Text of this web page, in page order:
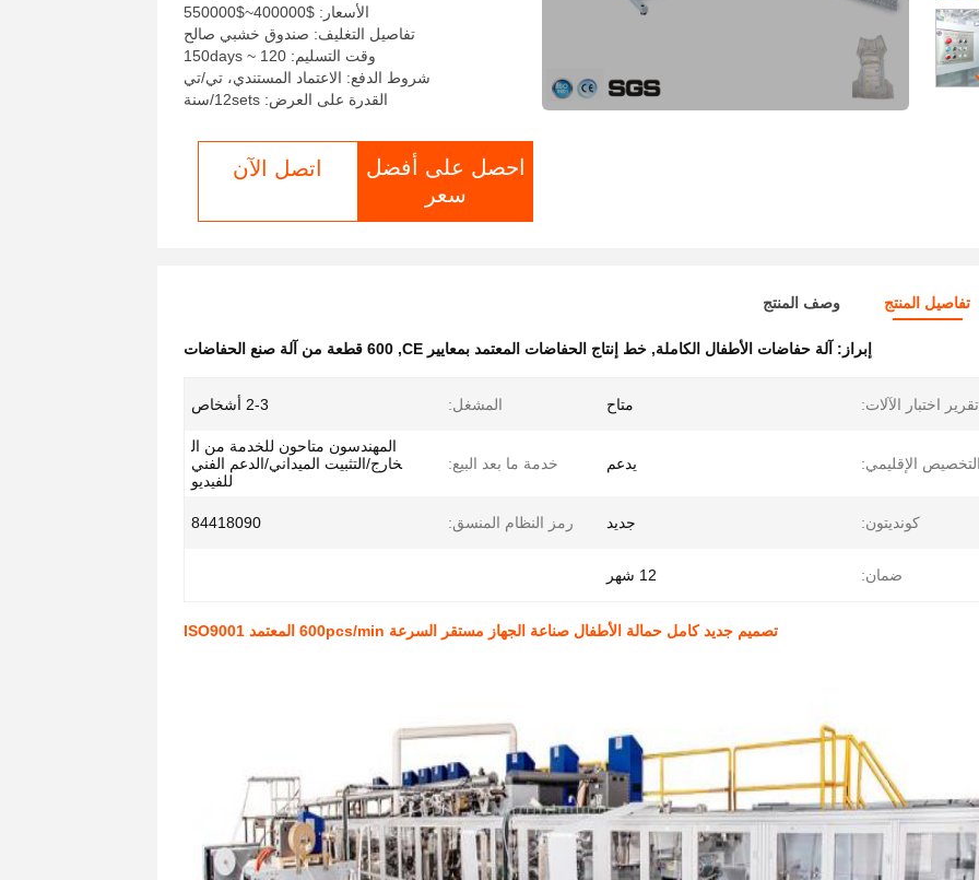
الأسعار: $400000~$550000
تفاصيل التغليف: صندوق خشبي صالح
وقت التسليم: 120 ~ 150days
شروط الدفع: الاعتماد المستندي، تي/تي
القدرة على العرض: 12sets/سنة
احصل على أفضل
سعر
اتصل الآن
تفاصيل المنتج وصف المنتج
إبراز: آلة حفاضات الأطفال الكاملة, خط إنتاج الحفاضات المعتمد بمعايير CE , 600 قطعة من آلة صنع الحفاضات
تقرير اختبار الآلات: متاح المشغل: 2-3 أشخاص
الإقليمي: يدعم خدمة ما بعد البيع:
المهندسون متاحون للخدمة من ال
خارج/التثبيت الميداني/الدعم الفني
للفيديو
كونديتون: جديد رمز النظام المنسق: 84418090
ضمان: 12 شهر
تصميم جديد كامل حمالة الأطفال صناعة الجهاز مستقر السرعة 600pcs/min المعتمد ISO9001